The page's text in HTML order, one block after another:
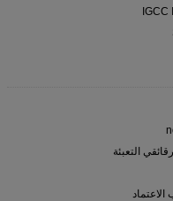
IGCC
التعبئة